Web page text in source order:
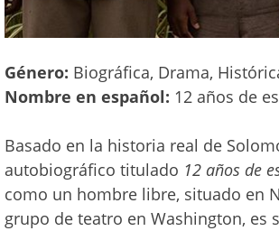
Género: Biográfica, Drama,
Nombre en español: 12 años de
Basado en la historia real de
autobiográfico titulado 12 años de
como un hombre libre, situado en
grupo de teatro en Washington, es